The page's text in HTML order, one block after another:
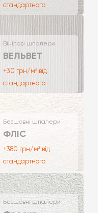
стандартного
Вінілові шпалери
ВЕЛЬВЕТ
+30 грн/м² від
стандартного
Безшовні шпалери
ФЛІС
+380 грн/м² від
стандартного
Безшовні шпалери